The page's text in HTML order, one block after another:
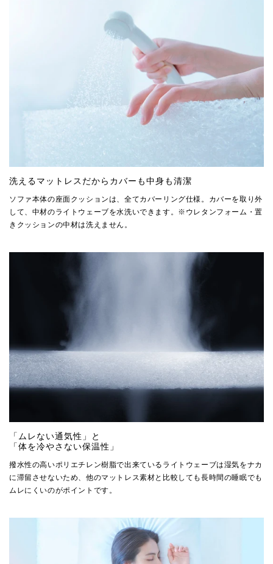
洗えるマットレスだからカバーも中身も清潔
ソファ本体の座面クッションは、全てカバーリング仕様。カバーを取り外
して、中材のライトウェーブを水洗いできます。※ウレタンフォーム・置
きクッションの中材は洗えません。
「ムレない通気性」と
「体を冷やさない保温性」
撥水性の高いポリエチレン樹脂で出来ているライトウェーブは湿気をナカ
に滞留させないため、他のマットレス素材と比較しても長時間の睡眠でも
ムレにくいのがポイントです。